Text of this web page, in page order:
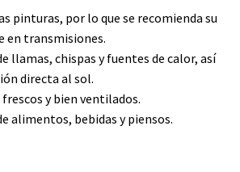
pinturas, por lo que se recomienda su
en transmisiones.
llamas, chispas y fuentes de calor, así
directa al sol.
y bien ventilados.
alimentos, bebidas y piensos.